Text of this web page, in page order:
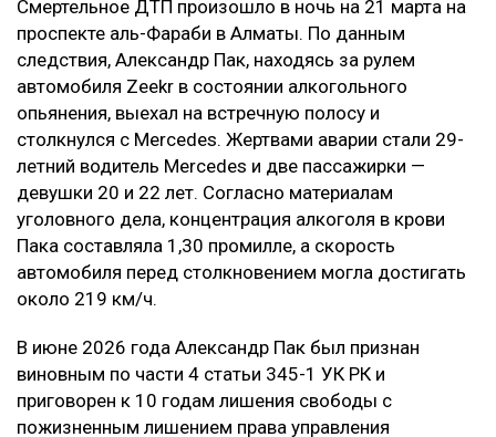
Смертельное ДТП произошло в ночь на 21 марта на
проспекте аль-Фараби в Алматы. По данным
следствия, Александр Пак, находясь за рулем
автомобиля Zeekr в состоянии алкогольного
опьянения, выехал на встречную полосу и
столкнулся с Mercedes. Жертвами аварии стали 29-
летний водитель Mercedes и две пассажирки —
девушки 20 и 22 лет. Согласно материалам
уголовного дела, концентрация алкоголя в крови
Пака составляла 1,30 промилле, а скорость
автомобиля перед столкновением могла достигать
около 219 км/ч.
В июне 2026 года Александр Пак был признан
виновным по части 4 статьи 345-1 УК РК и
приговорен к 10 годам лишения свободы с
пожизненным лишением права управления